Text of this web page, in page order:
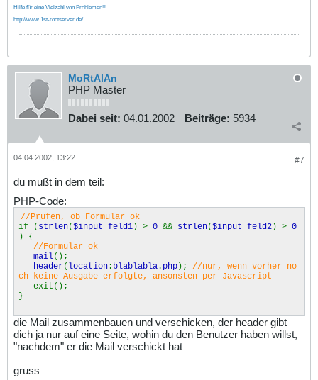
Hilfe für eine Vielzahl von Problemen!!!
http://www.1st-rootserver.de/
MoRtAlAn
PHP Master
Dabei seit: 04.01.2002 Beiträge: 5934
#7
04.04.2002, 13:22
du mußt in dem teil:
PHP-Code:
//Prüfen, ob Formular ok
if ( strlen($input_feld1) > 0 && strlen($input_feld2) > 0
) {
//Formular ok
mail();
header( location : blablabla . php); //nur, wenn vorher no
ch keine Ausgabe erfolgte, ansonsten per Javascript
exit();
}
die Mail zusammenbauen und verschicken, der header gibt
dich ja nur auf eine Seite, wohin du den Benutzer haben willst,
"nachdem" er die Mail verschickt hat
gruss